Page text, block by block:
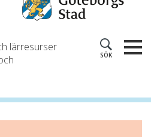
lärresurser
SÖK